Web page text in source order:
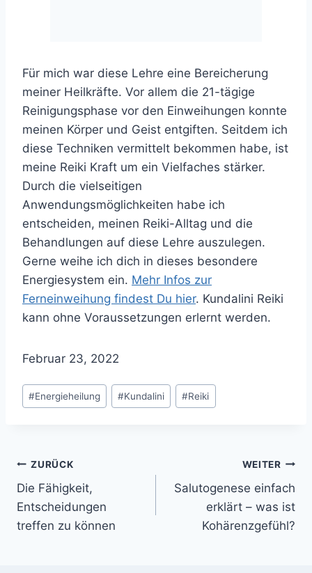
Für mich war diese Lehre eine Bereicherung
meiner Heilkräfte. Vor allem die 21-tägige
Reinigungsphase vor den Einweihungen konnte
meinen Körper und Geist entgiften. Seitdem ich
diese Techniken vermittelt bekommen habe, ist
meine Reiki Kraft um ein Vielfaches stärker.
Durch die vielseitigen
Anwendungsmöglichkeiten habe ich
entscheiden, meinen Reiki-Alltag und die
Behandlungen auf diese Lehre auszulegen.
Gerne weihe ich dich in dieses besondere
Energiesystem ein. Mehr Infos zur
Ferneinweihung findest Du hier. Kundalini Reiki
kann ohne Voraussetzungen erlernt werden.
Februar 23, 2022
Schlagworte:
#Energieheilung #Kundalini #Reiki
Beitragsnavigation
ZURÜCK
Die Fähigkeit,
Entscheidungen
treffen zu können
WEITER
Salutogenese einfach
erklärt – was ist
Kohärenzgefühl?